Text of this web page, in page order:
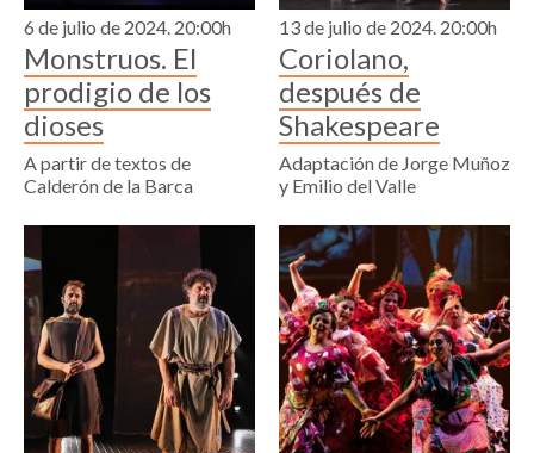
6 de julio de 2024. 20:00h
Monstruos. El
prodigio de los
dioses
A partir de textos de
Calderón de la Barca
13 de julio de 2024. 20:00h
Coriolano,
después de
Shakespeare
Adaptación de Jorge Muñoz
y Emilio del Valle